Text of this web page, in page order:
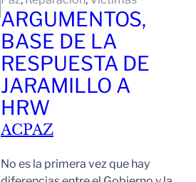
ARGUMENTOS,
BASE DE LA
RESPUESTA DE
JARAMILLO A
HRW
ACPAZ
No es la primera vez que hay